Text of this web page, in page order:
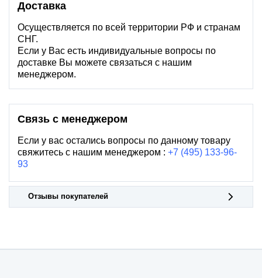
Доставка
Осуществляется по всей территории РФ и странам
СНГ.
Если у Вас есть индивидуальные вопросы по
доставке Вы можете связаться с нашим
менеджером.
Связь с менеджером
Если у вас остались вопросы по данному товару
свяжитесь с нашим менеджером : +7 (495) 133-96-
93
Отзывы покупателей